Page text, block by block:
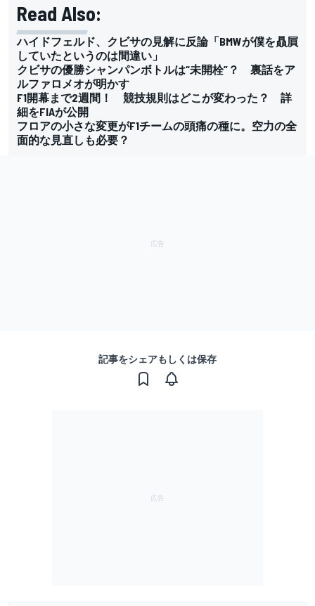
Read Also:
ハイドフェルド、クビサの見解に反論「BMWが僕を贔屓
していたというのは間違い」
クビサの優勝シャンパンボトルは“未開栓”？ 裏話をア
ルファロメオが明かす
F1開幕まで2週間！ 競技規則はどこが変わった？ 詳
細をFIAが公開
フロアの小さな変更がF1チームの頭痛の種に。空力の全
面的な見直しも必要？
記事をシェアもしくは保存